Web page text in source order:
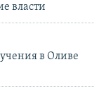
власти
в Оливе